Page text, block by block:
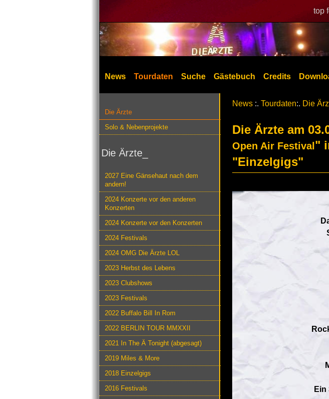
top
News Tourdaten Suche Gästebuch Credits
Die Ärzte
Solo & Nebenprojekte
Die Ärzte_
2027 Eine Gänsehaut nach dem
andern!
2024 Konzerte vor den anderen
Konzerten
2024 Konzerte vor den Konzerten
2024 Festivals
2024 OMG Die Ärzte LOL
2023 Herbst des Lebens
2023 Clubshows
2023 Festivals
2022 Buffalo Bill In Rom
2022 BERLIN TOUR MMXXII
2021 In The Ä Tonight (abgesagt)
2019 Miles & More
2018 Einzelgigs
2016 Festivals
News :. Tourdaten:. Die
Die Ärzte am
Open Air Festival "
"Einzelgigs"